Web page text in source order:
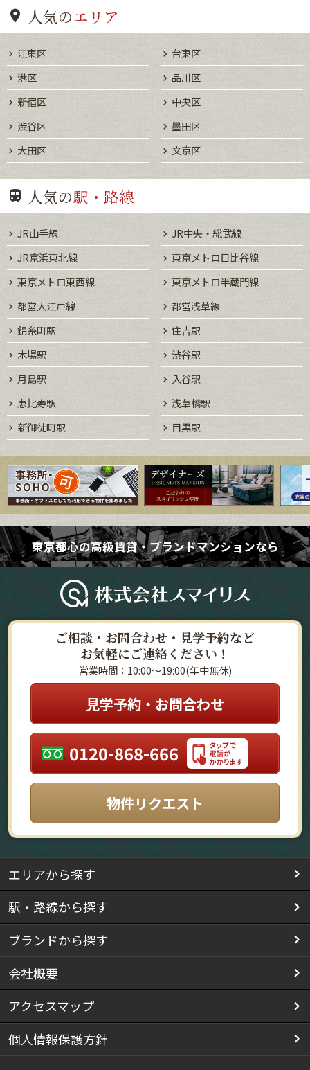
人気のエリア
江東区
台東区
港区
品川区
新宿区
中央区
渋谷区
墨田区
大田区
文京区
人気の駅・路線
JR山手線
JR中央・総武線
JR京浜東北線
東京メトロ日比谷線
東京メトロ東西線
東京メトロ半蔵門線
都営大江戸線
都営浅草線
錦糸町駅
住吉駅
木場駅
渋谷駅
月島駅
入谷駅
恵比寿駅
浅草橋駅
新御徒町駅
目黒駅
東京都心の高級賃貸・ブランドマンションなら
ご相談・お問合わせ・見学予約など
お気軽にご連絡ください！
営業時間：10:00～19:00(年中無休)
見学予約・お問合わせ
0120-868-666
物件リクエスト
エリアから探す
駅・路線から探す
ブランドから探す
会社概要
アクセスマップ
個人情報保護方針